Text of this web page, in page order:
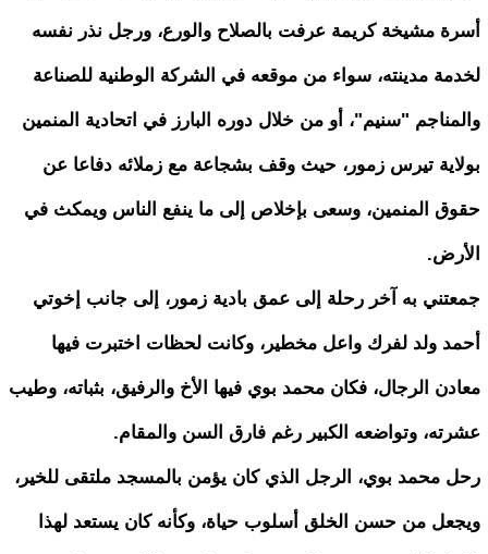
أسرة مشيخة كريمة عرفت بالصلاح والورع، ورجل نذر نفسه
لخدمة مدينته، سواء من موقعه في الشركة الوطنية للصناعة
والمناجم "سنيم"، أو من خلال دوره البارز في اتحادية المنمين
بولاية تيرس زمور، حيث وقف بشجاعة مع زملائه دفاعا عن
حقوق المنمين، وسعى بإخلاص إلى ما ينفع الناس ويمكث في
الأرض.
جمعتني به آخر رحلة إلى عمق بادية زمور، إلى جانب إخوتي
أحمد ولد لفرك واعل مخطير، وكانت لحظات اختبرت فيها
معادن الرجال، فكان محمد بوي فيها الأخ والرفيق، بثباته، وطيب
عشرته، وتواضعه الكبير رغم فارق السن والمقام.
رحل محمد بوي، الرجل الذي كان يؤمن بالمسجد ملتقى للخير،
ويجعل من حسن الخلق أسلوب حياة، وكأنه كان يستعد لهذا